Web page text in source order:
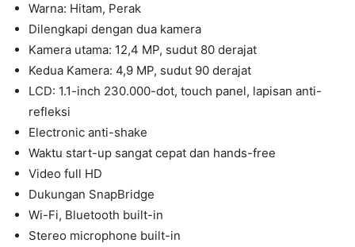
Warna: Hitam, Perak
Dilengkapi dengan dua kamera
Kamera utama: 12,4 MP, sudut 80 derajat
Kedua Kamera: 4,9 MP, sudut 90 derajat
LCD: 1.1-inch 230.000-dot, touch panel, lapisan anti-
refleksi
Electronic anti-shake
Waktu start-up sangat cepat dan hands-free
Video full HD
Dukungan SnapBridge
Wi-Fi, Bluetooth built-in
Stereo microphone built-in